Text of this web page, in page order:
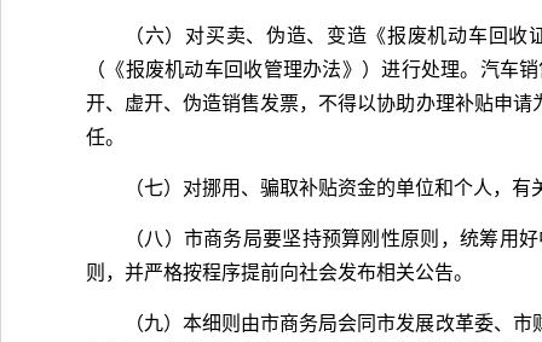
（六）对买卖、伪造、变造《报废机动车回
（《报废机动车回收管理办法》）进行处理。汽车
开、虚开、伪造销售发票，不得以协助办理补贴申
任。
（七）对挪用、骗取补贴资金的单位和个人，
（八）市商务局要坚持预算刚性原则，统筹用
则，并严格按程序提前向社会发布相关公告。
（九）本细则由市商务局会同市发展改革委、